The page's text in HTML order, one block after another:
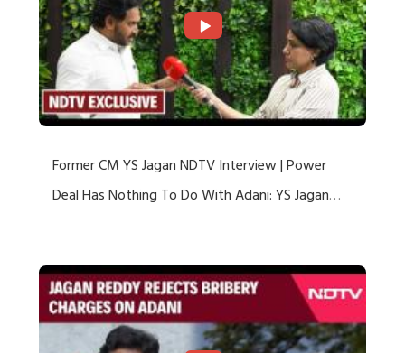
Former CM YS Jagan NDTV Interview | Power
Deal Has Nothing To Do With Adani: YS Jagan